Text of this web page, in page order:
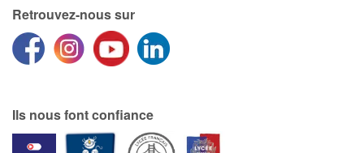
Amour et amitié
Sujets de société
Formats et illustrations
Retrouvez-nous sur
Ils nous font confiance